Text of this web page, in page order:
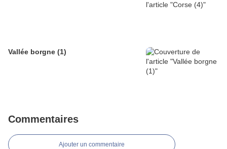
Vallée borgne (1)
Commentaires
Ajouter un commentaire